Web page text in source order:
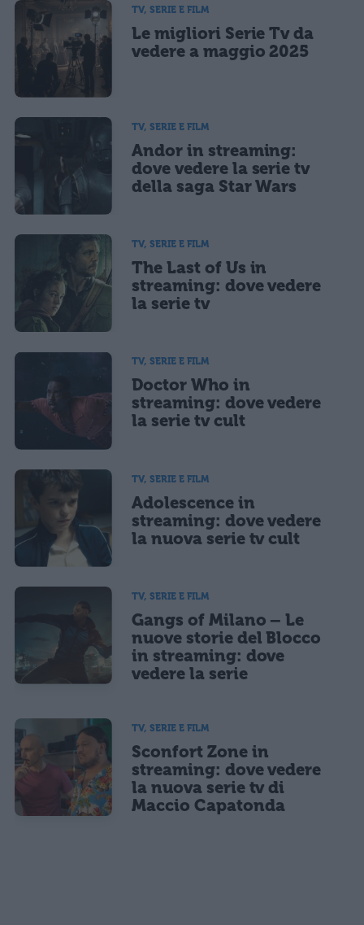
TV, SERIE E FILM
Le migliori Serie Tv da
vedere a maggio 2025
TV, SERIE E FILM
Andor in streaming:
dove vedere la serie tv
della saga Star Wars
TV, SERIE E FILM
The Last of Us in
streaming: dove vedere
la serie tv
TV, SERIE E FILM
Doctor Who in
streaming: dove vedere
la serie tv cult
TV, SERIE E FILM
Adolescence in
streaming: dove vedere
la nuova serie tv cult
TV, SERIE E FILM
Gangs of Milano – Le
nuove storie del Blocco
in streaming: dove
vedere la serie
TV, SERIE E FILM
Sconfort Zone in
streaming: dove vedere
la nuova serie tv di
Maccio Capatonda